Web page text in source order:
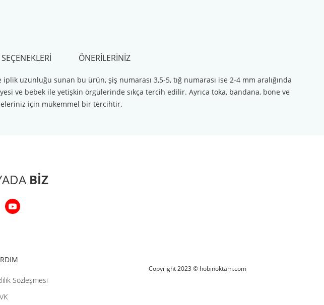
ÖNERILERINIZ
uzunluğu sunan bu ürün, şiş numarası 3,5-5, tığ numarası ise 2-4 mm aralığında
ve bebek ile yetişkin örgülerinde sıkça tercih edilir. Ayrıca toka, bandana, bone ve
için mükemmel bir tercihtir.
BİZ
Sözleşmesi
Copyright 2023 © hobinoktam.com